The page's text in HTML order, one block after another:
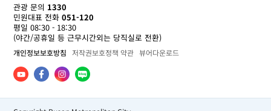
관광 문의 1330
민원대표 전화 051-120
평일 08:30 - 18:30
(야간/공휴일 등 근무시간외는 당직실로 전환)
개인정보보호방침 저작권보호정책 약관 뷰어다운로드